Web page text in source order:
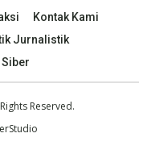
Kontak Kami
Jurnalistik
Reserved.